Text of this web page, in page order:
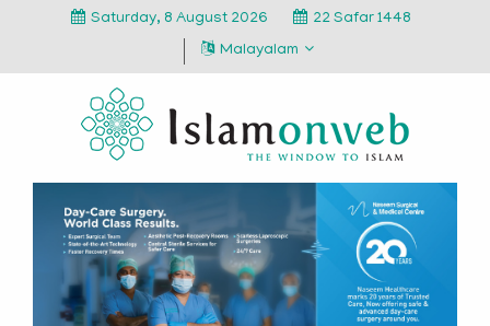
Saturday, 8 August 2026
22 Safar 1448
Malayalam